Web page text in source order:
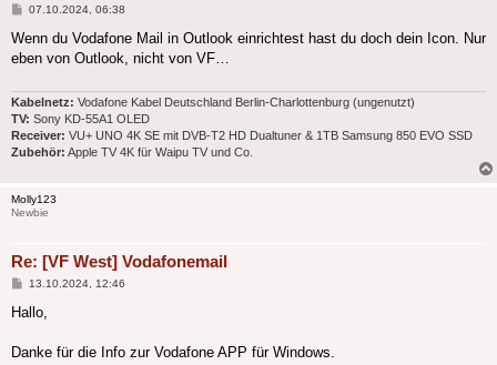
Beitrag
07.10.2024, 06:38
Wenn du Vodafone Mail in Outlook einrichtest hast du doch dein Icon. Nur
eben von Outlook, nicht von VF…
Kabelnetz: Vodafone Kabel Deutschland Berlin-Charlottenburg (ungenutzt)
TV: Sony KD-55A1 OLED
Receiver: VU+ UNO 4K SE mit DVB-T2 HD Dualtuner & 1TB Samsung 850 EVO SSD
Zubehör: Apple TV 4K für Waipu TV und Co.
Molly123
Newbie
Re: [VF West] Vodafonemail
Beitrag
13.10.2024, 12:46
Hallo,
Danke für die Info zur Vodafone APP für Windows.